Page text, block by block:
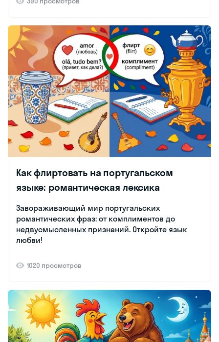
Как флиртовать на португальском
языке: романтическая лексика
Завораживающий мир португальских
романтических фраз: от комплиментов до
недвусмысленных признаний. Откройте язык
любви!
1020 просмотров